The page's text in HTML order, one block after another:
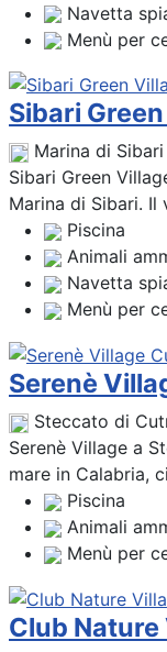
Navetta
Menù per
Sibari
Marina di
Sibari Green
Marina di Sibari. Il
Piscina
Animali
Navetta
Menù per
Serenè
Steccato di
Serenè Village a
mare in Calabria,
Piscina
Animali
Menù per
Club